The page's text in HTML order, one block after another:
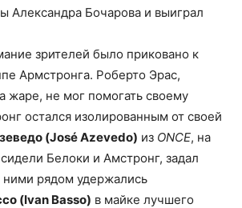
Александра Бочарова и выиграл
зрителей было приковано к
Армстронга. Роберто Эрас,
жаре, не мог помогать своему
остался изолированным от своей
(José Azevedo) из ONCE, на
Белоки и Амстронг, задал
рядом удержались
(Ivan Basso) в майке лучшего